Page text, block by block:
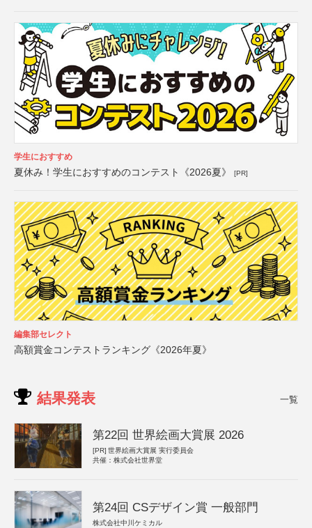
学生におすすめ
夏休み！学生におすすめのコンテスト《2026夏》 [PR]
編集部セレクト
高額賞金コンテストランキング《2026年夏》
結果発表 一覧
第22回 世界絵画大賞展 2026
[PR] 世界絵画大賞展 実行委員会
共催：株式会社世界堂
第24回 CSデザイン賞 一般部門
株式会社中川ケミカル